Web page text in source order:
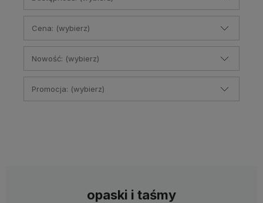
Cena: (wybierz)
Nowość: (wybierz)
Promocja: (wybierz)
opaski i taśmy